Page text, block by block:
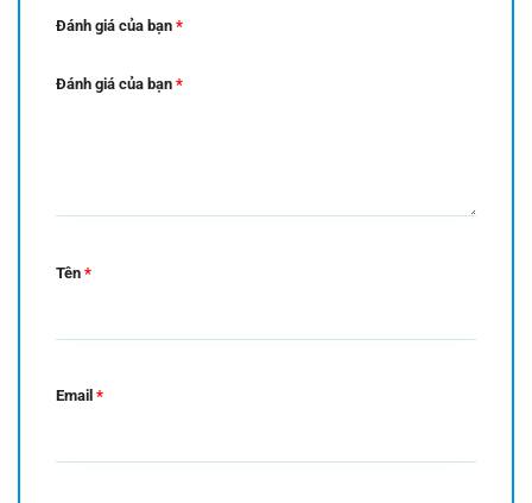
Đánh giá của bạn *
Đánh giá của bạn *
Tên *
Email *